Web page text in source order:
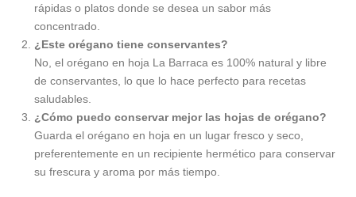
rápidas o platos donde se desea un sabor más
concentrado.
¿Este orégano tiene conservantes?
No, el orégano en hoja La Barraca es 100% natural y libre
de conservantes, lo que lo hace perfecto para recetas
saludables.
¿Cómo puedo conservar mejor las hojas de orégano?
Guarda el orégano en hoja en un lugar fresco y seco,
preferentemente en un recipiente hermético para conservar
su frescura y aroma por más tiempo.